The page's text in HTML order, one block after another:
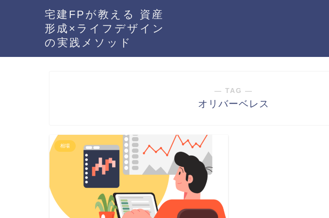
宅建FPが教える 資産
形成×ライフデザイン
の実践メソッド
― TAG ―
オリバーベレス
相場